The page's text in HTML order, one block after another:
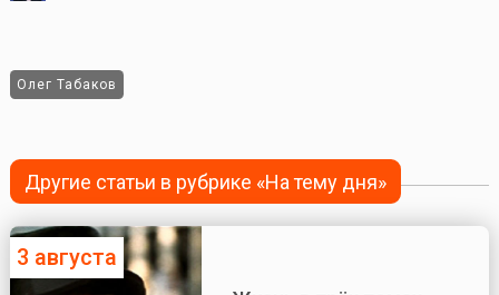
Олег Табаков
Другие статьи в рубрике «На тему дня»
3 августа